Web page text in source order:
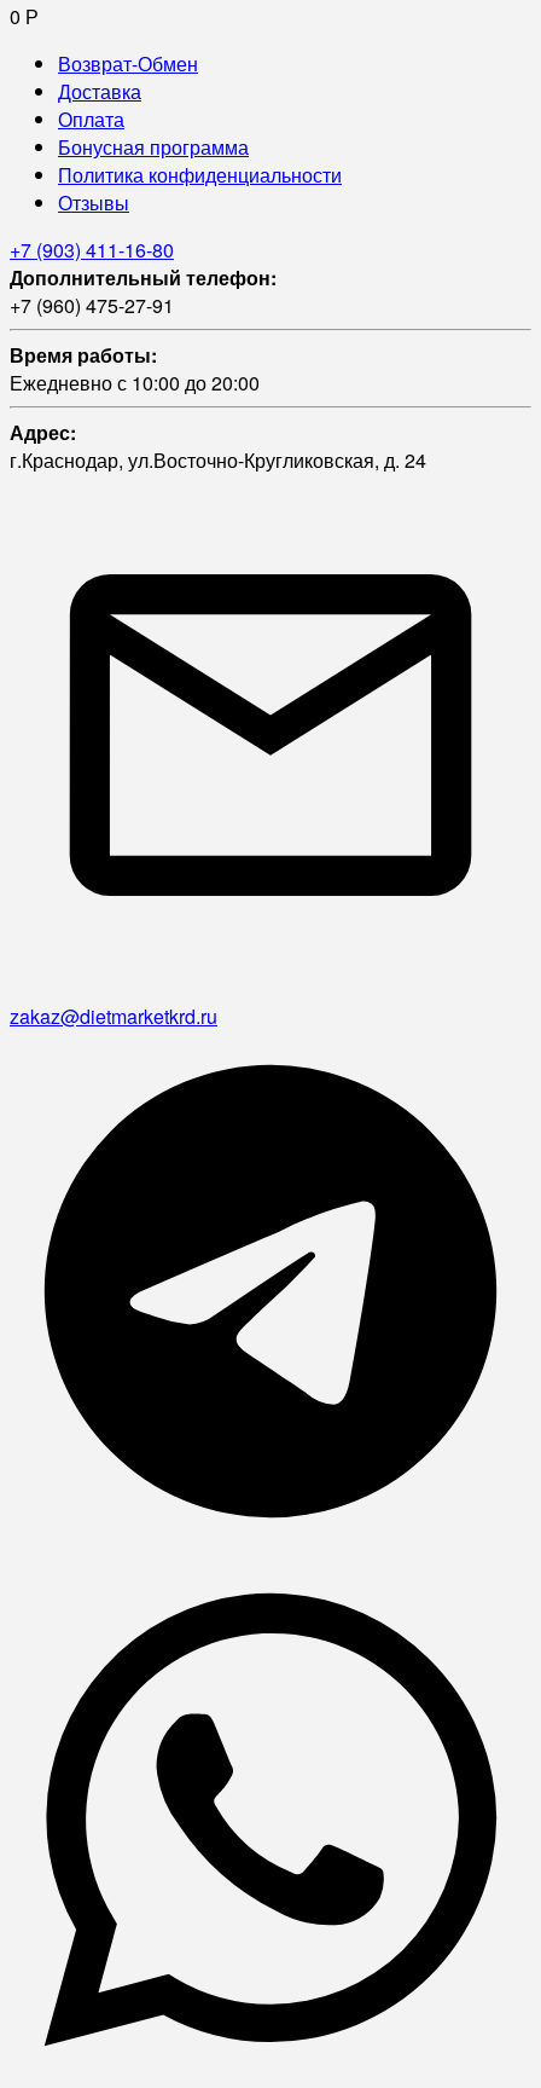
0 Р
Возврат-Обмен
Доставка
Оплата
Бонусная программа
Политика конфиденциальности
Отзывы
+7 (903) 411-16-80
Дополнительный телефон:
+7 (960) 475-27-91
Время работы:
Ежедневно с 10:00 до 20:00
Адрес:
г.Краснодар, ул.Восточно-Кругликовская, д. 24
zakaz@dietmarketkrd.ru